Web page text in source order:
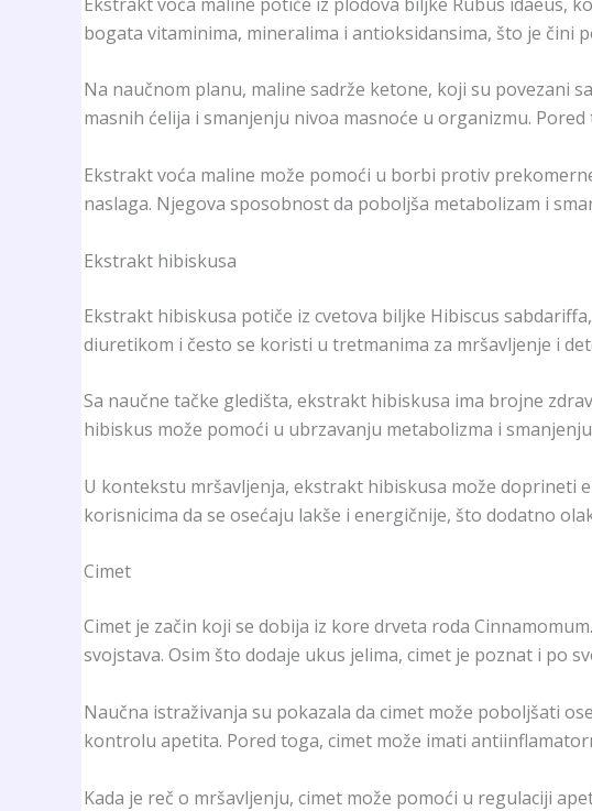
bogata vitaminima, mineralima i antioksidansima, što je čini
Na naučnom planu, maline sadrže ketone, koji su povezani
masnih ćelija i smanjenju nivoa masnoće u organizmu.
Ekstrakt voća maline može pomoći u borbi protiv
naslaga. Njegova sposobnost da poboljša metabolizam i
Ekstrakt hibiskusa
Ekstrakt hibiskusa potiče iz cvetova biljke Hibiscus
diuretikom i često se koristi u tretmanima za mršavljenje i
Sa naučne tačke gledišta, ekstrakt hibiskusa ima brojne
hibiskus može pomoći u ubrzavanju metabolizma i
U kontekstu mršavljenja, ekstrakt hibiskusa može doprineti
korisnicima da se osećaju lakše i energičnije, što dodatno
Cimet
Cimet je začin koji se dobija iz kore drveta roda
svojstava. Osim što dodaje ukus jelima, cimet je poznat i po
Naučna istraživanja su pokazala da cimet može poboljšati
kontrolu apetita. Pored toga, cimet može imati
Kada je reč o mršavljenju, cimet može pomoći u regulaciji